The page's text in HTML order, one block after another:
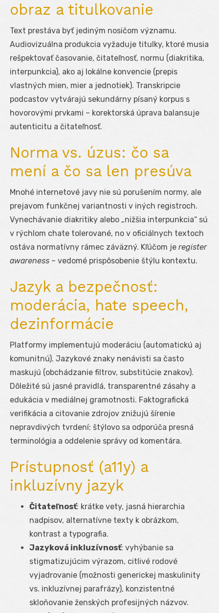
obraz a titulkovanie
Text prestáva byť jediným nosičom významu.
Audiovizuálna produkcia vyžaduje titulky, ktoré musia
rešpektovať časovanie, čitateľnosť, normu (diakritika,
interpunkcia), ako aj lokálne konvencie (prepis
vlastných mien, mier a jednotiek). Transkripcie
podcastov vytvárajú sekundárny písaný korpus s
hovorovými prvkami – korektorská úprava balansuje
autenticitu a čitateľnosť.
Norma vs. úzus: čo sa
mení a čo sa len presúva
Mnohé internetové javy nie sú porušením normy, ale
prejavom funkčnej variantnosti v iných registroch.
Vynechávanie diakritiky alebo „nižšia interpunkcia“ sú
v rýchlom chate tolerované, no v oficiálnych textoch
ostáva normatívny rámec záväzný. Kľúčom je register
awareness – vedomé prispôsobenie štýlu kontextu.
Jazyk a bezpečnosť:
moderácia, hate speech,
dezinformácie
Platformy implementujú moderáciu (automatickú aj
komunitnú). Jazykové znaky nenávisti sa často
maskujú (obchádzanie filtrov, substitúcie znakov).
Dôležité sú jasné pravidlá, transparentné zásahy a
edukácia v mediálnej gramotnosti. Faktografická
verifikácia a citovanie zdrojov znižujú šírenie
nepravdivých tvrdení; štýlovo sa odporúča presná
terminológia a oddelenie správy od komentára.
Prístupnosť (a11y) a
inkluzívny jazyk
Čitateľnosť: krátke vety, jasná hierarchia
nadpisov, alternatívne texty k obrázkom,
kontrast a typografia.
Jazyková inkluzívnosť: vyhýbanie sa
stigmatizujúcim výrazom, citlivé rodové
vyjadrovanie (možnosti generickej maskulinity
vs. inkluzívnej parafrázy), konzistentné
skloňovanie ženských profesijných názvov.